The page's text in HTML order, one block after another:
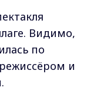
Видимо,
по
и